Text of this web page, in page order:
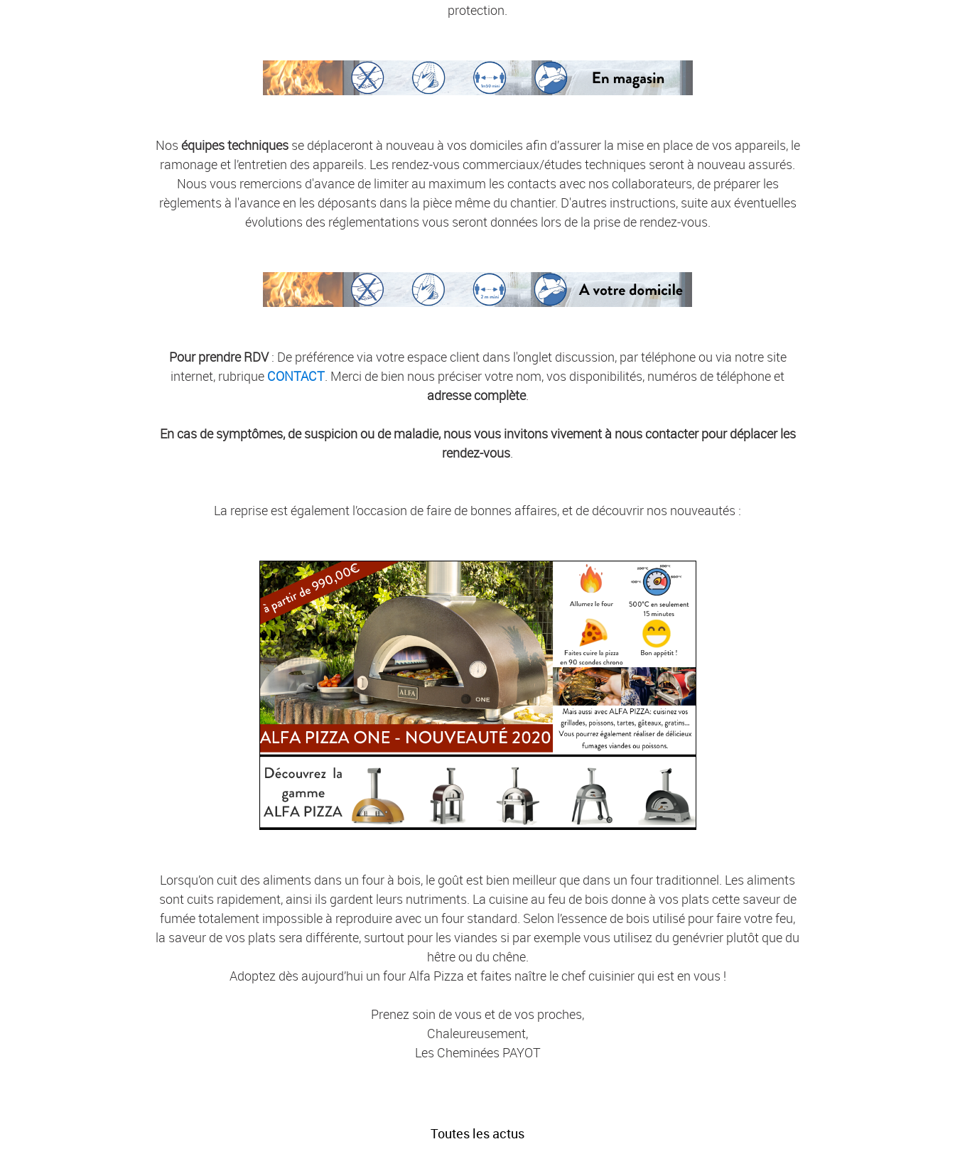
protection.
Nos équipes techniquesse déplaceront à nouveau à vos domiciles afin d’assurer la mise en place de vos appareils, le
ramonage et l’entretien des appareils. Les rendez-vous commerciaux/études techniques seront à nouveau assurés.
Nous vous remercions d'avance de limiter au maximum les contacts avec nos collaborateurs, de préparer les
règlements à l'avance en les déposants dans la pièce même du chantier. D'autres instructions, suite aux éventuelles
évolutions des réglementations vous seront données lors de la prise de rendez-vous.
Pour prendre RDV: De préférence via votre espace client dans l'onglet discussion, par téléphone ou via notre site
internet, rubrique CONTACT. Merci de bien nous préciser votre nom, vos disponibilités, numéros de téléphone et
adresse complète.
En cas de symptômes, de suspicion ou de maladie, nous vous invitons vivement à nous contacter pour déplacer les
rendez-vous.
La reprise est également l’occasion de faire de bonnes affaires, et de découvrir nos nouveautés :
Lorsqu’on cuit des aliments dans un four à bois, le goût est bien meilleur que dans un four traditionnel. Les aliments
sont cuits rapidement, ainsi ils gardent leurs nutriments. La cuisine au feu de bois donne à vos plats cette saveur de
fumée totalement impossible à reproduire avec un four standard. Selon l’essence de bois utilisé pour faire votre feu,
la saveur de vos plats sera différente, surtout pour les viandes si par exemple vous utilisez du genévrier plutôt que du
hêtre ou du chêne.
Adoptez dès aujourd’hui un four Alfa Pizza et faites naître le chef cuisinier qui est en vous !
Prenez soin de vous et de vos proches,
Chaleureusement,
Les Cheminées PAYOT
Toutes les actus